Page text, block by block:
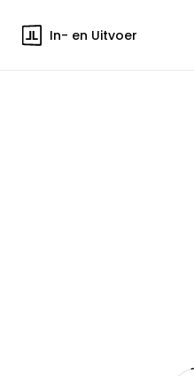
In- en Uitvoer